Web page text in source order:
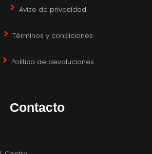
Aviso de privacidad
Términos y condiciones
Política de devoluciones
Contacto